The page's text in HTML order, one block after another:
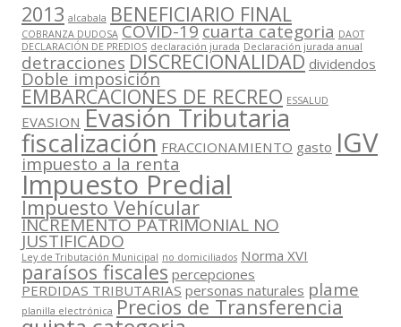
2013 alcabala BENEFICIARIO FINAL
COBRANZA DUDOSA COVID-19cuarta categoria DAOT
DECLARACIÓN DE PREDIOS declaración jurada Declaración jurada anual
detracciones DISCRECIONALIDAD dividendos
Doble imposición
EMBARCACIONES DE RECREO ESSALUD
EVASION Evasión Tributaria
fiscalización FRACCIONAMIENTO gasto IGV
impuesto a la renta
Impuesto Predial
Impuesto Vehícular
INCREMENTO PATRIMONIAL NO
JUSTIFICADO
Ley de Tributación Municipal no domiciliados Norma XVI
paraísos fiscales percepciones
PERDIDAS TRIBUTARIAS personas naturales plame
planilla electrónica Precios de Transferencia